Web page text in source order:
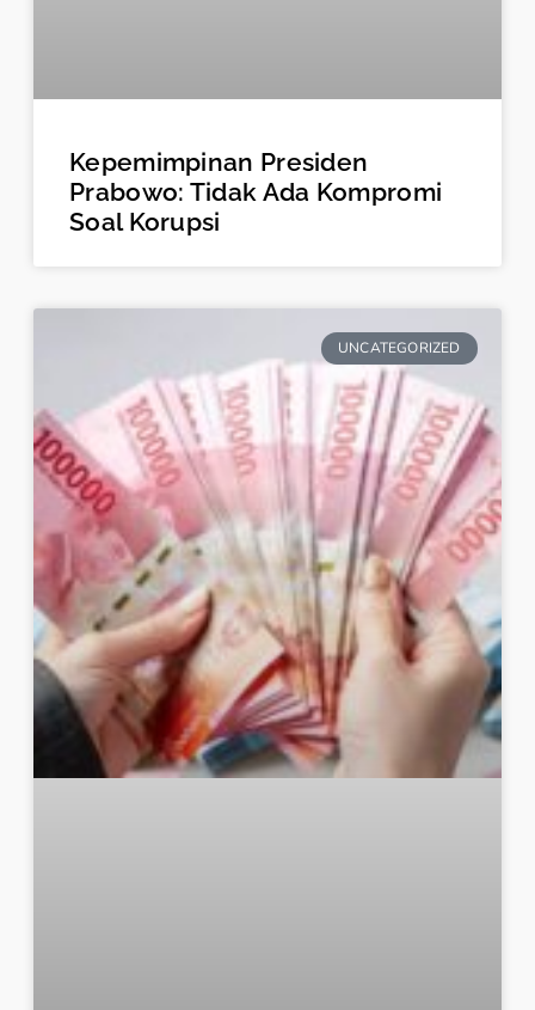
Kepemimpinan Presiden
Prabowo: Tidak Ada Kompromi
Soal Korupsi
UNCATEGORIZED